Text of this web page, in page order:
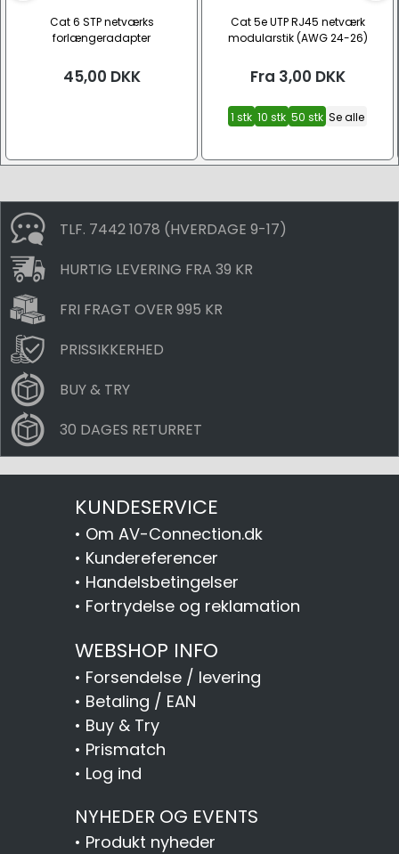
Cat 6 STP netværks
forlængeradapter
45,00 DKK
Cat 5e UTP RJ45 netværk
modularstik (AWG 24-26)
Fra 3,00 DKK
1 stk 10 stk 50 stk Se alle
TLF. 7442 1078 (HVERDAGE 9-17)
HURTIG LEVERING FRA 39 KR
FRI FRAGT OVER 995 KR
PRISSIKKERHED
BUY & TRY
30 DAGES RETURRET
KUNDESERVICE
• Om AV-Connection.dk
• Kundereferencer
• Handelsbetingelser
• Fortrydelse og reklamation
WEBSHOP INFO
• Forsendelse / levering
• Betaling / EAN
• Buy & Try
• Prismatch
• Log ind
NYHEDER OG EVENTS
• Produkt nyheder